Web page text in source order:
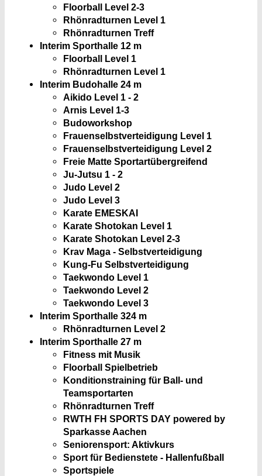
Floorball Level 2-3
Rhönradturnen Level 1
Rhönradturnen Treff
Interim Sporthalle 12 m
Floorball Level 1
Rhönradturnen Level 1
Interim Budohalle 24 m
Aikido Level 1 - 2
Arnis Level 1-3
Budoworkshop
Frauenselbstverteidigung Level 1
Frauenselbstverteidigung Level 2
Freie Matte Sportartübergreifend
Ju-Jutsu 1 - 2
Judo Level 2
Judo Level 3
Karate EMESKAI
Karate Shotokan Level 1
Karate Shotokan Level 2-3
Krav Maga - Selbstverteidigung
Kung-Fu Selbstverteidigung
Taekwondo Level 1
Taekwondo Level 2
Taekwondo Level 3
Interim Sporthalle 324 m
Rhönradturnen Level 2
Interim Sporthalle 27 m
Fitness mit Musik
Floorball Spielbetrieb
Konditionstraining für Ball- und
Teamsportarten
Rhönradturnen Treff
RWTH FH SPORTS DAY powered by
Sparkasse Aachen
Seniorensport: Aktivkurs
Sport für Bedienstete - Hallenfußball
Sportspiele